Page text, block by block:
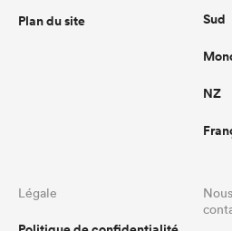
Plan du site Sud
NZ
Légale
Nous